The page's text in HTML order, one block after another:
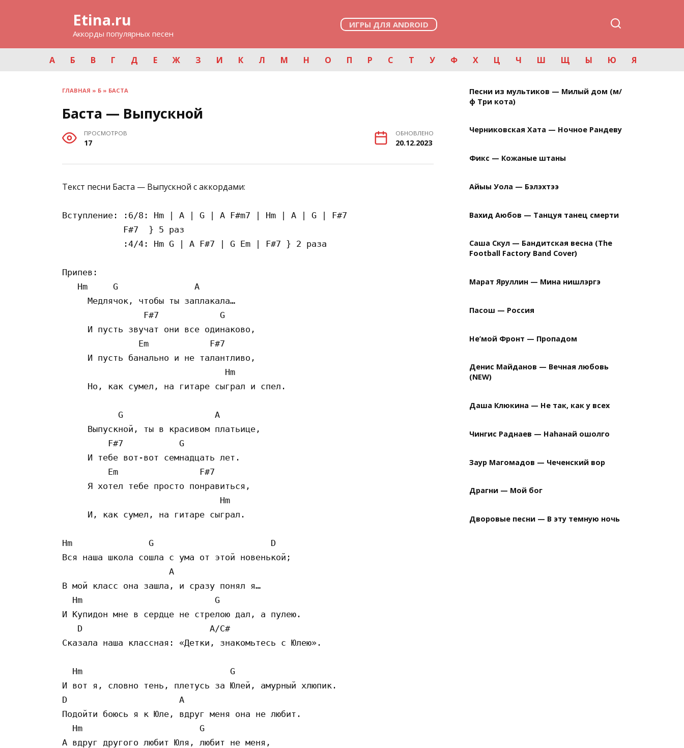
Etina.ru
Аккорды популярных песен
ИГРЫ ДЛЯ ANDROID
А Б В Г Д Е Ж З И К Л М Н О П Р С Т У Ф Х Ц Ч Ш Щ Ы Ю Я
ГЛАВНАЯ » Б » БАСТА
Баста — Выпускной
ПРОСМОТРОВ
17
ОБНОВЛЕНО
20.12.2023
Текст песни Баста — Выпускной с аккордами:
Вступление: :6/8: Hm | A | G | A F#m7 | Hm | A | G | F#7
            F#7  } 5 раз
            :4/4: Hm G | A F#7 | G Em | F#7 } 2 раза
Припев:
   Hm     G               A
     Медлячок, чтобы ты заплакала…
                F#7            G
     И пусть звучат они все одинаково,
               Em            F#7
     И пусть банально и не талантливо,
                                Hm
     Но, как сумел, на гитаре сыграл и спел.
           G                  A
     Выпускной, ты в красивом платьице,
         F#7           G
     И тебе вот-вот семнадцать лет.
         Em                F#7
     Я хотел тебе просто понравиться,
                               Hm
     И, как сумел, на гитаре сыграл.
Hm               G                       D
Вся наша школа сошла с ума от этой новенькой;
                     A
В мой класс она зашла, и сразу понял я…
  Hm                          G
И Купидон мне в сердце не стрелою дал, а пулею.
   D                         A/C#
Сказала наша классная: «Детки, знакомьтесь с Юлею».
  Hm                             G
И вот я, словно тень, плетусь за Юлей, амурный хлюпик.
D                      A
Подойти боюсь я к Юле, вдруг меня она не любит.
  Hm                       G
А вдруг другого любит Юля, любит не меня,
Песни из мультиков — Милый дом (м/
ф Три кота)
Черниковская Хата — Ночное Рандеву
Фикс — Кожаные штаны
Айыы Уола — Бэлэхтээ
Вахид Аюбов — Танцуя танец смерти
Саша Скул — Бандитская весна (The
Football Factory Band Cover)
Марат Яруллин — Мина нишлэргэ
Пасош — Россия
Не’мой Фронт — Пропадом
Денис Майданов — Вечная любовь
(NEW)
Даша Клюкина — Не так, как у всех
Чингис Раднаев — Наhанай ошолго
Заур Магомадов — Чеченский вор
Драгни — Мой бог
Дворовые песни — В эту темную ночь